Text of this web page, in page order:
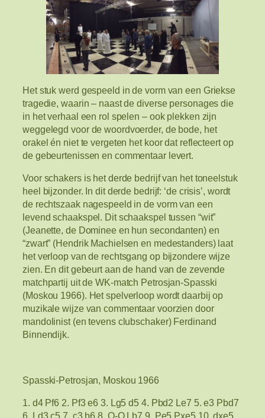
Het stuk werd gespeeld in de vorm van een Griekse
tragedie, waarin – naast de diverse personages die
in het verhaal een rol spelen – ook plekken zijn
weggelegd voor de woordvoerder, de bode, het
orakel én niet te vergeten het koor dat reflecteert op
de gebeurtenissen en commentaar levert.
Voor schakers is het derde bedrijf van het toneelstuk
heel bijzonder. In dit derde bedrijf: ‘de crisis’, wordt
de rechtszaak nagespeeld in de vorm van een
levend schaakspel. Dit schaakspel tussen “wit”
(Jeanette, de Dominee en hun secondanten) en
“zwart” (Hendrik Machielsen en medestanders) laat
het verloop van de rechtsgang op bijzondere wijze
zien. En dit gebeurt aan de hand van de zevende
matchpartij uit de WK-match Petrosjan-Spasski
(Moskou 1966). Het spelverloop wordt daarbij op
muzikale wijze van commentaar voorzien door
mandolinist (en tevens clubschaker) Ferdinand
Binnendijk.
Spasski-Petrosjan, Moskou 1966
1. d4 Pf6 2. Pf3 e6 3. Lg5 d5 4. Pbd2 Le7 5. e3 Pbd7
6. Ld3 c5 7. c3 b6 8. O-O Lb7 9. Pe5 Pxe5 10. dxe5